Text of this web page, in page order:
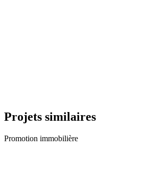
Projets similaires
Promotion immobilière